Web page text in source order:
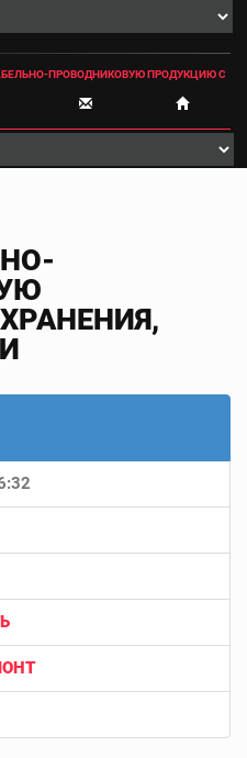
ПРОВОДНИКОВУЮ ПРОДУКЦИЮ С